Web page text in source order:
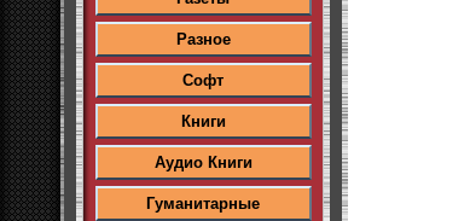
Разное
Софт
Книги
Аудио Книги
Гуманитарные